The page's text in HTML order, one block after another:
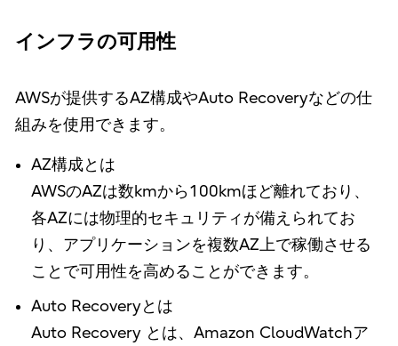
インフラの可用性
AWSが提供するAZ構成やAuto Recoveryなどの仕
組みを使用できます。
AZ構成とは
AWSのAZは数kmから100kmほど離れており、
各AZには物理的セキュリティが備えられてお
り、アプリケーションを複数AZ上で稼働させる
ことで可用性を高めることができます。
Auto Recoveryとは
Auto Recovery とは、Amazon CloudWatchア